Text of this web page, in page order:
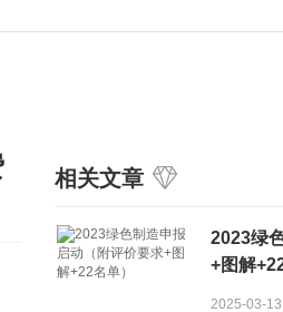
相关文章
2023绿
+图解
2025-03-13